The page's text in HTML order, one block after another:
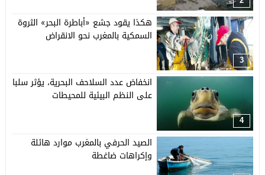
3
هكذا يقود جشع «أباطرة البحر» الثروة
السمكية بالمغرب نحو الانقراض
4
انخفاض عدد السلاحف البحرية، يؤثر سلبا
على النظم البيئية للمحيطات
الصيد الحرفي بالمغرب موارد هائلة
وإكراهات ضاغطة